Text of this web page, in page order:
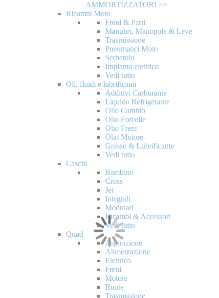
AMMORTIZZATORI >>
Ricambi Moto
Freni & Parti
Manubri, Manopole & Leve
Trasmissione
Pneumatici Moto
Serbatoio
Impianto elettrico
Vedi tutto
Oli, fluidi e lubrificanti
Additivi Carburante
Liquido Refrigerante
Olio Cambio
Olio Forcelle
Olio Freni
Olio Motore
Grasso & Lubrificante
Vedi tutto
Caschi
Bambino
Cross
Jet
Integrali
Modulari
Ricambi & Accessori
Vedi tutto
Quad
Aspirazione
Alimentazione
Elettrico
Freni
Motore
Ruote
Trasmissione